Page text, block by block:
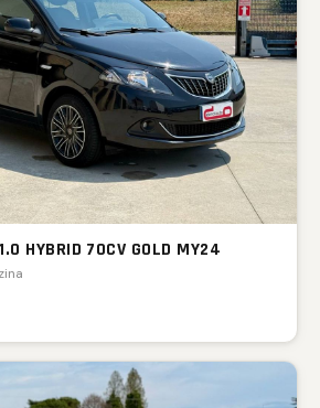
HYBRID 70CV GOLD MY24